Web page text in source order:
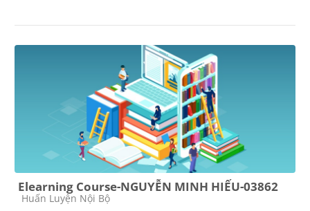
Elearning Course-NGUYỄN MINH HIẾU-03862
Course category
Huấn Luyện Nội Bộ